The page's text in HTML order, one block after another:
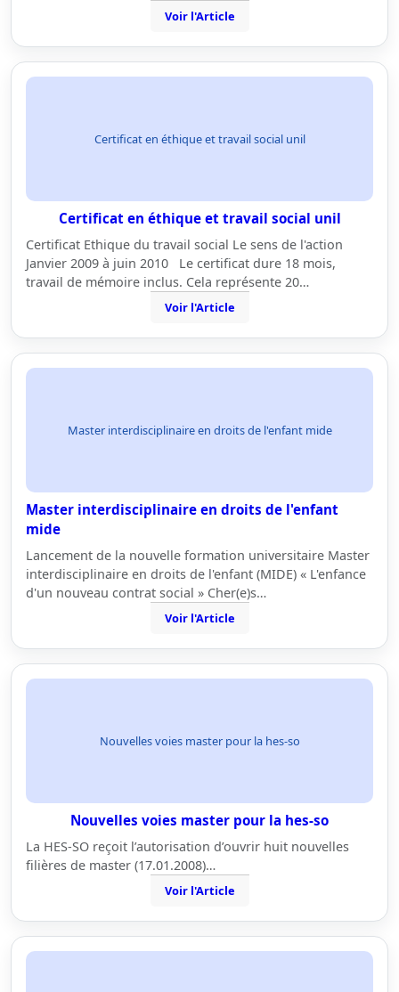
Voir l'Article
Certificat en éthique et travail social unil
Certificat en éthique et travail social unil
Certificat Ethique du travail social Le sens de l'action
Janvier 2009 à juin 2010 Le certificat dure 18 mois,
travail de mémoire inclus. Cela représente 20…
Voir l'Article
Master interdisciplinaire en droits de l'enfant mide
Master interdisciplinaire en droits de l'enfant
mide
Lancement de la nouvelle formation universitaire Master
interdisciplinaire en droits de l'enfant (MIDE) « L'enfance
d'un nouveau contrat social » Cher(e)s…
Voir l'Article
Nouvelles voies master pour la hes-so
Nouvelles voies master pour la hes-so
La HES-SO reçoit l’autorisation d’ouvrir huit nouvelles
filières de master (17.01.2008)…
Voir l'Article